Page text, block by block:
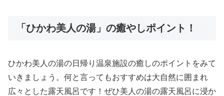
「ひかわ美人の湯」の癒やしポイント！
ひかわ美人の湯の日帰り温泉施設の癒しのポイントをみて
いきましょう。何と言ってもおすすめは大自然に囲まれ
広々とした露天風呂です！ぜひ美人の湯の露天風呂に浸か